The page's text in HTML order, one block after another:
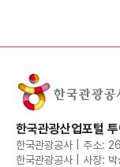
한국관광산업포털
한국관광공사 | 주소:
한국관광공사 | 사장: 박